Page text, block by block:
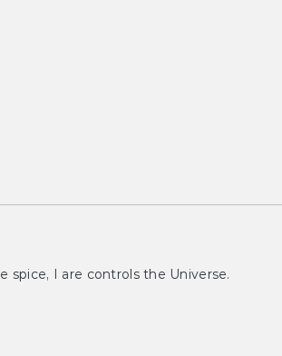
spice, I are controls the Universe.